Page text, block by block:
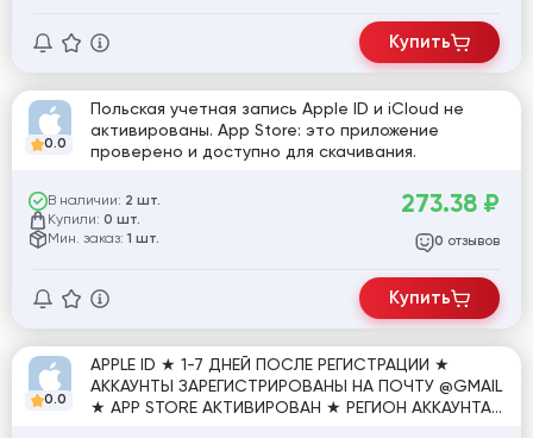
Купить
0.0
Польская учетная запись Apple ID и iCloud не
активированы. App Store: это приложение
проверено и доступно для скачивания.
В наличии: 2 шт.
Купили: 0 шт.
Мин. заказ: 1 шт.
273.38 ₽
0 отзывов
Купить
0.0
APPLE ID ★ 1-7 ДНЕЙ ПОСЛЕ РЕГИСТРАЦИИ ★
АККАУНТЫ ЗАРЕГИСТРИРОВАНЫ НА ПОЧТУ @GMAIL
★ APP STORE АКТИВИРОВАН ★ РЕГИОН АККАУНТА: